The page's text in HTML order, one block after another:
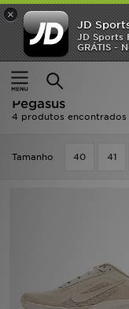
×
JD
JD Sports
GRÁTIS -
Página principal
Homem - Nike
Pegasus
4 produtos encontrados
Tamanho 40 41
INÍCIO
Promoções
NOVIDADES
DESPORTO